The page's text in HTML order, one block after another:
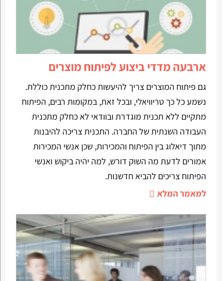
ארבעה מדדי ביצוע לפיתוח מוצרים
גם פיתוח המוצרים צריך להיעשות כחלק מתכנית כוללת.
נשמע כל כך טריוויאלי, ובכל זאת, במקומות רבים, הפיתוח
מתקיים ללא תכנית מוגדרת ובוודאי לא כחלק מתכנית
העבודה השנתית של החברה. התכנית צריכה להיבנות
מתוך דיאלוג בין הפיתוח והמכירות, שכן אנשי המכירות
אמורים לדעת מה השוק דורש, למה יהיה ביקוש ואנשי
הפיתוח צריכים להביא חדשנות.
למאמר המלא